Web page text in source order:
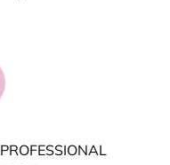
PROFESSIONAL